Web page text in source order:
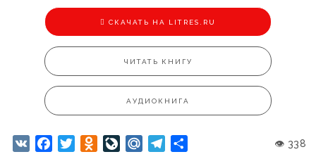
CКАЧАТЬ НА LITRES.RU
ЧИТАТЬ КНИГУ
АУДИОКНИГА
VK Facebook
TwitterOdnoklassniki
LiveJournal
Mail.RuTelegram
👁 338